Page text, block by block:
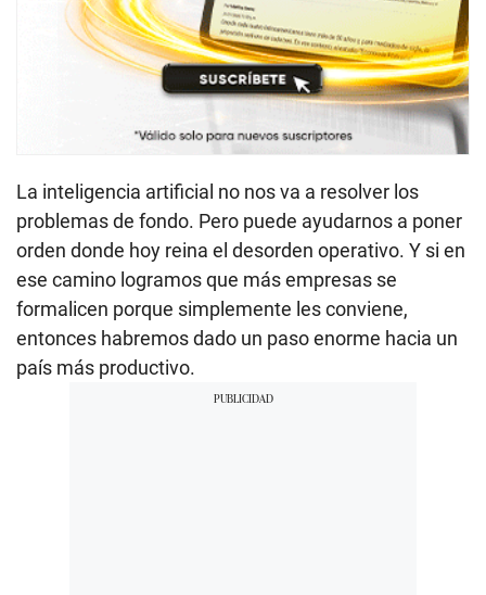
La inteligencia artificial no nos va a resolver los
problemas de fondo. Pero puede ayudarnos a poner
orden donde hoy reina el desorden operativo. Y si en
ese camino logramos que más empresas se
formalicen porque simplemente les conviene,
entonces habremos dado un paso enorme hacia un
país más productivo.